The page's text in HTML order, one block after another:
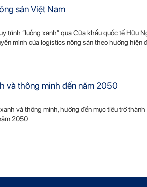
sản Việt Nam
trình “luồng xanh” qua Cửa khẩu quốc tế Hữu
mình của logistics nông sản theo hướng hiện
và thông minh đến năm 2050
và thông minh, hướng đến mục tiêu trở
2050